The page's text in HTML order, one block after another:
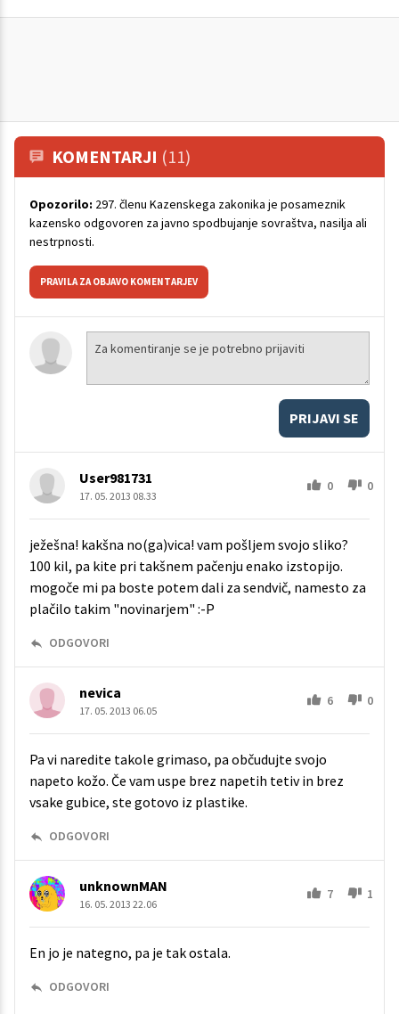
KOMENTARJI (11)
Opozorilo: 297. členu Kazenskega zakonika je posameznik
kazensko odgovoren za javno spodbujanje sovraštva, nasilja ali
nestrpnosti.
PRAVILA ZA OBJAVO KOMENTARJEV
PRIJAVI SE
User981731
17. 05. 2013 08.33
0 0
ježešna! kakšna no(ga)vica! vam pošljem svojo sliko?
100 kil, pa kite pri takšnem pačenju enako izstopijo.
mogoče mi pa boste potem dali za sendvič, namesto za
plačilo takim "novinarjem" :-P
ODGOVORI
nevica
17. 05. 2013 06.05
6 0
Pa vi naredite takole grimaso, pa občudujte svojo
napeto kožo. Če vam uspe brez napetih tetiv in brez
vsake gubice, ste gotovo iz plastike.
ODGOVORI
unknownMAN
16. 05. 2013 22.06
7 1
En jo je nategno, pa je tak ostala.
ODGOVORI